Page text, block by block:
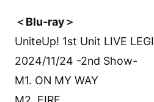
＜Blu-ray＞
UniteUp! 1st Unit LIVE
2024/11/24 -2nd Show-
M1. ON MY WAY